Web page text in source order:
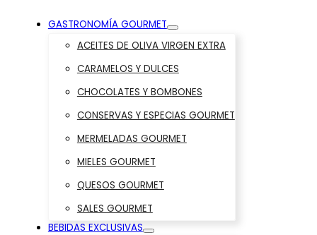
GASTRONOMÍA GOURMET
ACEITES DE OLIVA VIRGEN EXTRA
CARAMELOS Y DULCES
CHOCOLATES Y BOMBONES
CONSERVAS Y ESPECIAS GOURMET
MERMELADAS GOURMET
MIELES GOURMET
QUESOS GOURMET
SALES GOURMET
BEBIDAS EXCLUSIVAS